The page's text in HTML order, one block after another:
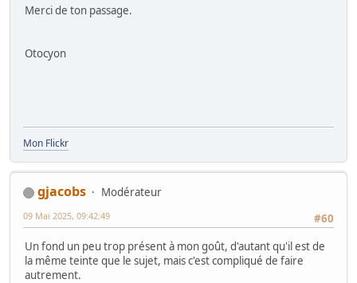
Merci de ton passage.
Otocyon
Mon Flickr
gjacobs
Modérateur
#60
09 Mai 2025, 09:42:49
Un fond un peu trop présent à mon goût, d'autant qu'il est de
la même teinte que le sujet, mais c'est compliqué de faire
autrement.